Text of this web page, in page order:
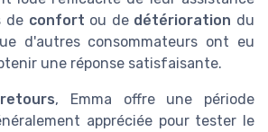
de confort ou de détérioration du
d'autres consommateurs ont eu
une réponse satisfaisante.
retours, Emma offre une période
appréciée pour tester le